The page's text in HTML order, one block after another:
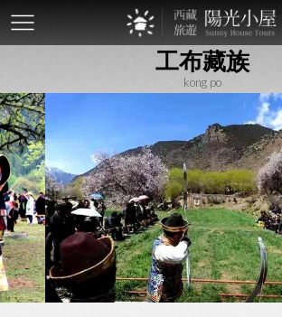
工布藏族
kong po